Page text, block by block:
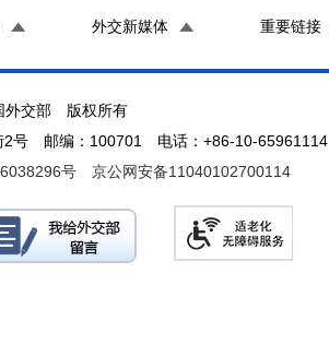
外交新媒体 重要链接
外交部 版权所有
2号 邮编：100701 电话：+86-10-65961114
号 京公网安备11040102700114